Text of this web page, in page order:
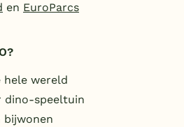
en EuroParcs
hele wereld
dino-speeltuin
bijwonen